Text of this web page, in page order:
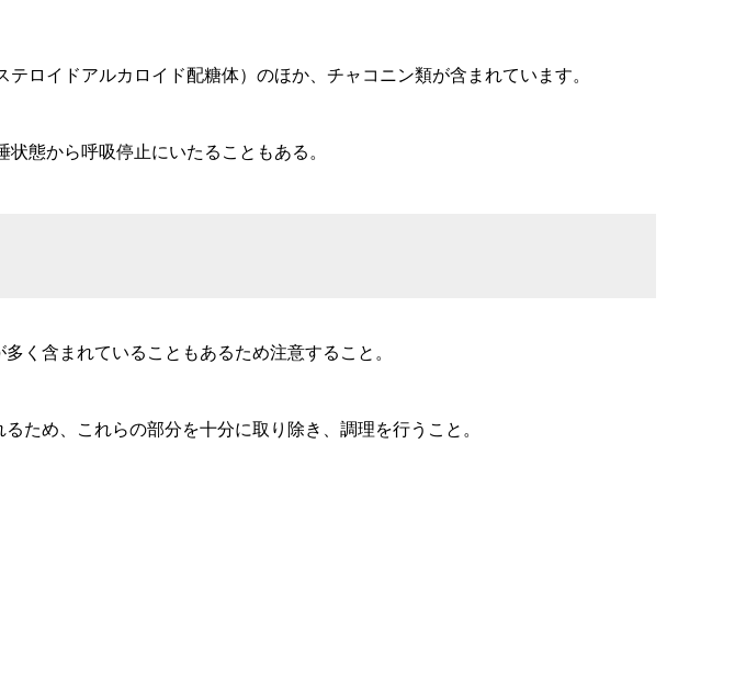
イドアルカロイド配糖体）のほか、チャコニン類が含まれています。
から呼吸停止にいたることもある。
含まれていることもあるため注意すること。
め、これらの部分を十分に取り除き、調理を行うこと。